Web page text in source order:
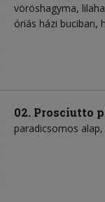
vöröshagyma
óriás házi buciban,
02. Prosciutto
paradicsomos alap